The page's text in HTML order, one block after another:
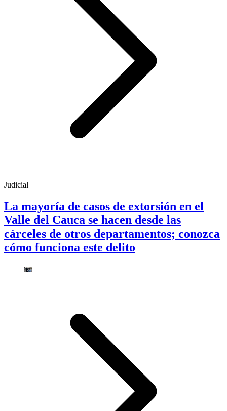
Judicial
La mayoría de casos de extorsión en el
Valle del Cauca se hacen desde las
cárceles de otros departamentos; conozca
cómo funciona este delito